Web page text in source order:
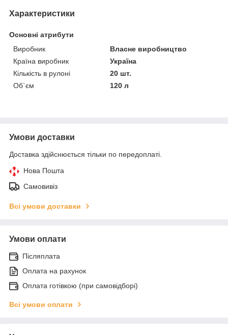
Характеристики
Основні атрибути
Виробник
Власне виробництво
Країна виробник
Україна
Кількість в рулоні
20 шт.
Об`єм
120 л
Умови доставки
Доставка здійснюється тільки по передоплаті.
Нова Пошта
Самовивіз
Всі умови доставки
Умови оплати
Післяплата
Оплата на рахунок
Оплата готівкою (при самовідборі)
Всі умови оплати